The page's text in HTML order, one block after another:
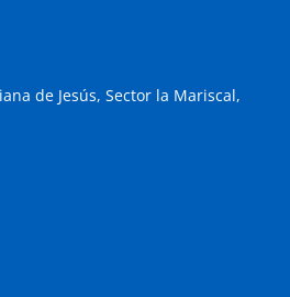
de Jesús, Sector la Mariscal,